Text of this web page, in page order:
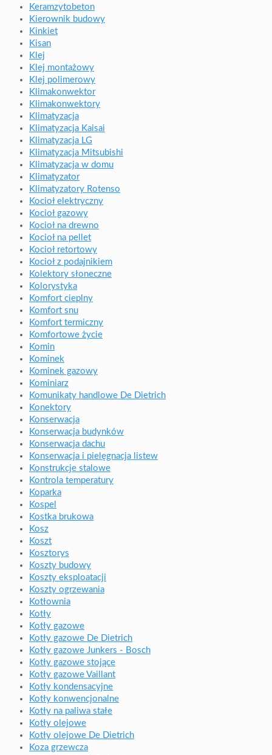
Keramzytobeton
Kierownik budowy
Kinkiet
Kisan
Klej
Klej montażowy
Klej polimerowy
Klimakonwektor
Klimakonwektory
Klimatyzacja
Klimatyzacja Kaisai
Klimatyzacja LG
Klimatyzacja Mitsubishi
Klimatyzacja w domu
Klimatyzator
Klimatyzatory Rotenso
Kocioł elektryczny
Kocioł gazowy
Kocioł na drewno
Kocioł na pellet
Kocioł retortowy
Kocioł z podajnikiem
Kolektory słoneczne
Kolorystyka
Komfort cieplny
Komfort snu
Komfort termiczny
Komfortowe życie
Komin
Kominek
Kominek gazowy
Kominiarz
Komunikaty handlowe De Dietrich
Konektory
Konserwacja
Konserwacja budynków
Konserwacja dachu
Konserwacja i pielęgnacja listew
Konstrukcje stalowe
Kontrola temperatury
Koparka
Kospel
Kostka brukowa
Kosz
Koszt
Kosztorys
Koszty budowy
Koszty eksploatacji
Koszty ogrzewania
Kotłownia
Kotły
Kotły gazowe
Kotły gazowe De Dietrich
Kotły gazowe Junkers - Bosch
Kotły gazowe stojące
Kotły gazowe Vaillant
Kotły kondensacyjne
Kotły konwencjonalne
Kotły na paliwa stałe
Kotły olejowe
Kotły olejowe De Dietrich
Koza grzewcza